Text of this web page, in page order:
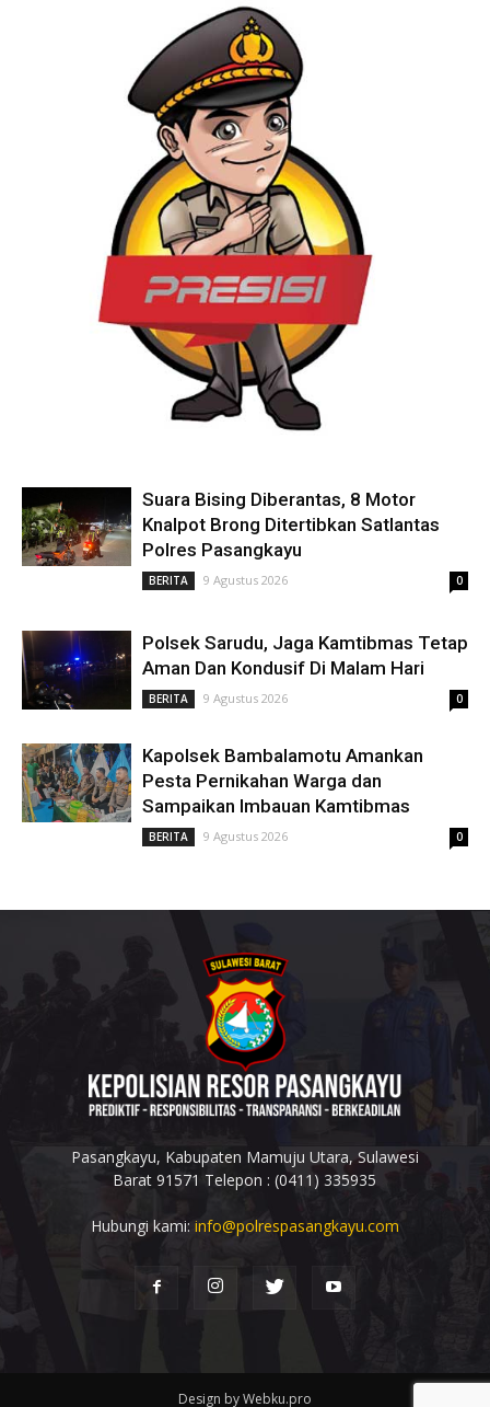
Suara Bising Diberantas, 8 Motor
Knalpot Brong Ditertibkan Satlantas
Polres Pasangkayu
BERITA 9 Agustus 2026 0
Polsek Sarudu, Jaga Kamtibmas Tetap
Aman Dan Kondusif Di Malam Hari
BERITA 9 Agustus 2026 0
Kapolsek Bambalamotu Amankan
Pesta Pernikahan Warga dan
Sampaikan Imbauan Kamtibmas
BERITA 9 Agustus 2026 0
Pasangkayu, Kabupaten Mamuju Utara, Sulawesi
Barat 91571 Telepon : (0411) 335935
Hubungi kami: info@polrespasangkayu.com
Design by Webku.pro